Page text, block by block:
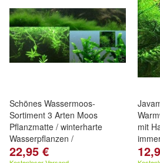
Schönes Wassermoos-
Sortiment 3 Arten Moos
Pflanzmatte / winterharte
Wasserpflanzen /
22,95 €
mit